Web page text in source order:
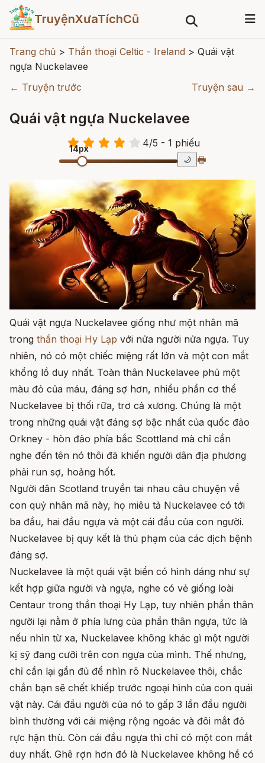
TruyệnXưaTíchCũ
Trang chủ > Thần thoại Celtic - Ireland > Quái vật
ngựa Nuckelavee
← Truyện trước
Truyện sau →
Quái vật ngựa Nuckelavee
4/5 - 1 phiếu
14px
🌙 🖶
Quái vật ngựa Nuckelavee giống như một nhân mã
trong thần thoại Hy Lạp với nửa người nửa ngựa. Tuy
nhiên, nó có một chiếc miệng rất lớn và một con mắt
khổng lồ duy nhất. Toàn thân Nuckelavee phủ một
màu đỏ của máu, đáng sợ hơn, nhiều phần cơ thể
Nuckelavee bị thối rữa, trơ cả xương. Chúng là một
trong những quái vật đáng sợ bậc nhất của quốc đảo
Orkney - hòn đảo phía bắc Scottland mà chỉ cần
nghe đến tên nó thôi đã khiến người dân địa phương
phải run sợ, hoảng hốt.
Người dân Scotland truyền tai nhau câu chuyện về
con quỷ nhân mã này, họ miêu tả Nuckelavee có tới
ba đầu, hai đầu ngựa và một cái đầu của con người.
Nuckelavee bị quy kết là thủ phạm của các dịch bệnh
đáng sợ.
Nuckelavee là một quái vật biển có hình dáng như sự
kết hợp giữa người và ngựa, nghe có vẻ giống loài
Centaur trong thần thoại Hy Lạp, tuy nhiên phần thân
người lại nằm ở phía lưng của phần thân ngựa, tức là
nếu nhìn từ xa, Nuckelavee không khác gì một người
kị sỹ đang cưỡi trên con ngựa của mình. Thế nhưng,
chỉ cần lại gần đủ để nhìn rõ Nuckelavee thôi, chắc
chắn bạn sẽ chết khiếp trước ngoại hình của con quái
vật này. Cái đầu người của nó to gấp 3 lần đầu người
bình thường với cái miệng rộng ngoác và đôi mắt đỏ
rực hận thù. Còn cái đầu ngựa thì chỉ có một con mắt
duy nhất. Ghê rợn hơn đó là Nuckelavee không hề có